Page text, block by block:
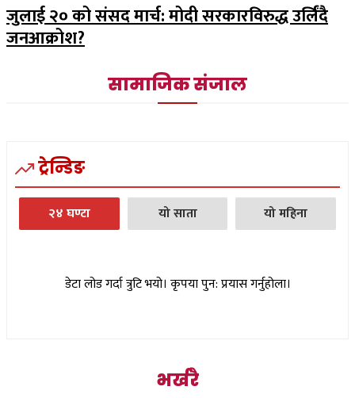
जुलाई २० को संसद मार्च: मोदी सरकारविरुद्ध उर्लिंदै
जनआक्रोश?
सामाजिक संजाल
ट्रेन्डिङ
२४ घण्टा यो साता यो महिना
डेटा लोड गर्दा त्रुटि भयो। कृपया पुन: प्रयास गर्नुहोला।
भर्खरै